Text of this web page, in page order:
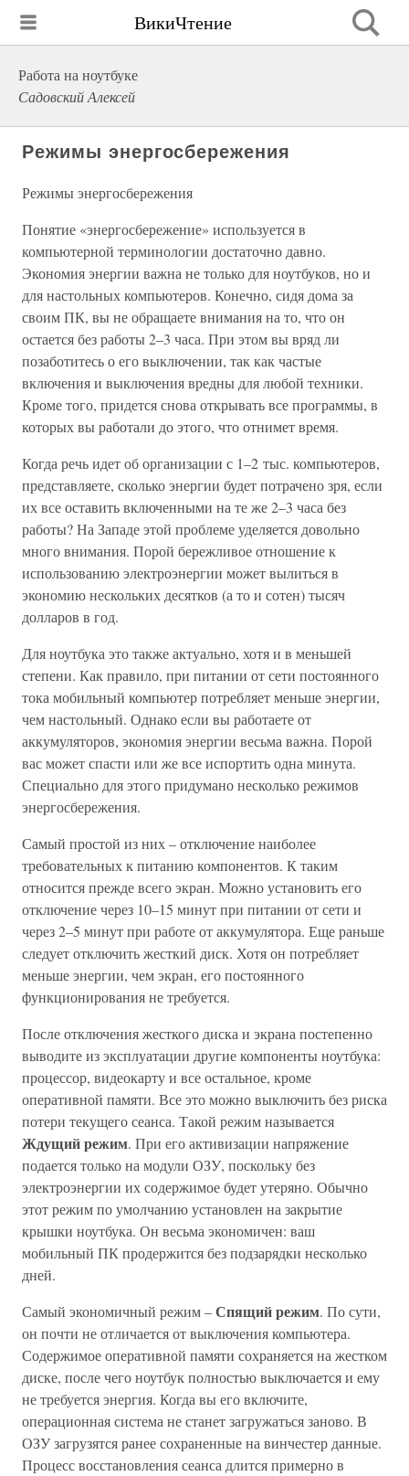
ВикиЧтение
Работа на ноутбуке
Садовский Алексей
Режимы энергосбережения
Режимы энергосбережения
Понятие «энергосбережение» используется в
компьютерной терминологии достаточно давно.
Экономия энергии важна не только для ноутбуков, но и
для настольных компьютеров. Конечно, сидя дома за
своим ПК, вы не обращаете внимания на то, что он
остается без работы 2–3 часа. При этом вы вряд ли
позаботитесь о его выключении, так как частые
включения и выключения вредны для любой техники.
Кроме того, придется снова открывать все программы, в
которых вы работали до этого, что отнимет время.
Когда речь идет об организации с 1–2 тыс. компьютеров,
представляете, сколько энергии будет потрачено зря, если
их все оставить включенными на те же 2–3 часа без
работы? На Западе этой проблеме уделяется довольно
много внимания. Порой бережливое отношение к
использованию электроэнергии может вылиться в
экономию нескольких десятков (а то и сотен) тысяч
долларов в год.
Для ноутбука это также актуально, хотя и в меньшей
степени. Как правило, при питании от сети постоянного
тока мобильный компьютер потребляет меньше энергии,
чем настольный. Однако если вы работаете от
аккумуляторов, экономия энергии весьма важна. Порой
вас может спасти или же все испортить одна минута.
Специально для этого придумано несколько режимов
энергосбережения.
Самый простой из них – отключение наиболее
требовательных к питанию компонентов. К таким
относится прежде всего экран. Можно установить его
отключение через 10–15 минут при питании от сети и
через 2–5 минут при работе от аккумулятора. Еще раньше
следует отключить жесткий диск. Хотя он потребляет
меньше энергии, чем экран, его постоянного
функционирования не требуется.
После отключения жесткого диска и экрана постепенно
выводите из эксплуатации другие компоненты ноутбука:
процессор, видеокарту и все остальное, кроме
оперативной памяти. Все это можно выключить без риска
потери текущего сеанса. Такой режим называется
Ждущий режим. При его активизации напряжение
подается только на модули ОЗУ, поскольку без
электроэнергии их содержимое будет утеряно. Обычно
этот режим по умолчанию установлен на закрытие
крышки ноутбука. Он весьма экономичен: ваш
мобильный ПК продержится без подзарядки несколько
дней.
Самый экономичный режим –Спящий режим. По сути,
он почти не отличается от выключения компьютера.
Содержимое оперативной памяти сохраняется на жестком
диске, после чего ноутбук полностью выключается и ему
не требуется энергия. Когда вы его включите,
операционная система не станет загружаться заново. В
ОЗУ загрузятся ранее сохраненные на винчестер данные.
Процесс восстановления сеанса длится примерно в